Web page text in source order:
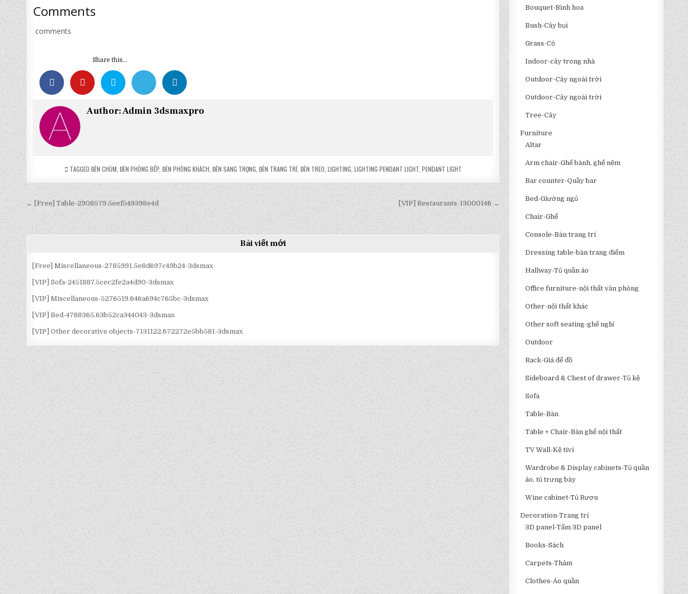
Comments
comments
Share this...
Author:Admin 3dsmaxpro
TAGGED ĐÈN CHÙM ĐÈN PHÒNG BẾP, ĐÈN PHÒNG KHÁCH ĐÈN SANG TRỌNG ĐÈN TRANG TRÍ, ĐÈN TREO LIGHTING LIGHTING PENDANT LIGHT, PENDANT LIGHT
Điều
hướng
bài
viết
[VIP] Restaurants-13000146 →
← [Free] Table-2908579.5eef549398e4d
Bài viết mới
[Free] Miscellaneous-2785991.5e8d697c49b24-3dsmax
[VIP] Sofa-2451887.5cec2fe2a4d90-3dsmax
[VIP] Miscellaneous-5276519.646a694c765bc-3dsmax
[VIP] Bed-4788365.63b52ca344043-3dsmax
[VIP] Other decorative objects-7131122.672272e5bb581-3dsmax
Bouquet-Bình hoa
Bush-Cây bụi
Grass-Cỏ
Indoor-cây trong nhà
Outdoor-Cây ngoài trời
Outdoor-Cây ngoài trời
Tree-Cây
Furniture
Altar
Arm chair-Ghế bành, ghế nệm
Bar counter-Quầy bar
Bed-Giường ngủ
Chair-Ghế
Console-Bàn trang trí
Dressing table-bàn trang điểm
Hallway-Tủ quần áo
Office furniture-nội thất văn phòng
Other-nội thất khác
Other soft seating-ghế nghỉ
Outdoor
Rack-Giá để đồ
Sideboard & Chest of drawer-Tủ kệ
Sofa
Table-Bàn
Table + Chair-Bàn ghế nội thất
TV Wall-Kệ tivi
Wardrobe & Display cabinets-Tủ quần
áo, tủ trưng bày
Wine cabinet-Tủ Rượu
Decoration-Trang trí
3D panel-Tấm 3D panel
Books-Sách
Carpets-Thảm
Clothes-Áo quần